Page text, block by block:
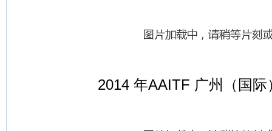
2014 年AAITF 广州（国际